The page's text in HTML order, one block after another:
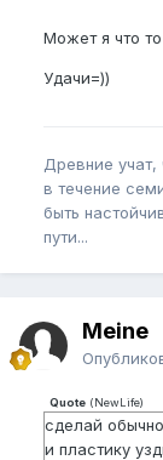
Может я что
Удачи=))
Древние
в течение
быть
пути...
Meine
Quote (NewLife)
сделай
и пластику